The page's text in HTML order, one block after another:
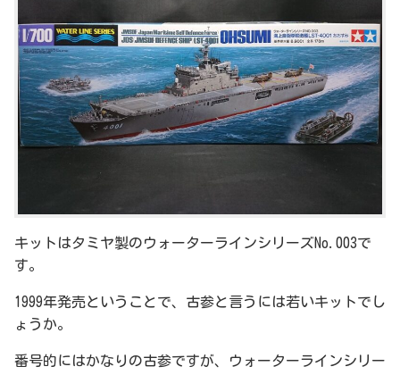
キットはタミヤ製のウォーターラインシリーズNo.003で
す。
1999年発売ということで、古参と言うには若いキットでし
ょうか。
番号的にはかなりの古参ですが、ウォーターラインシリー